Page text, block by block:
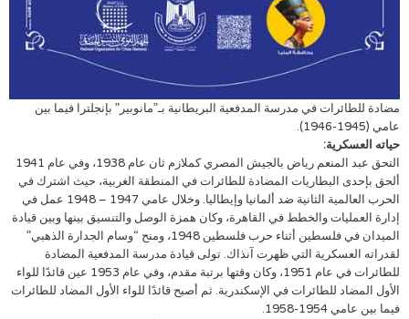
مضادة للطائرات في مدرسة المدفعية البريطانية بـ”مانوبير” بإنجلترا فيما بين
عامي (1945-1946).
حياته العسكرية:
التحق عبد المنعم رياض بالجيش المصري كملازم ثان عام 1938، وفي عام 1941
ألحق بإحدى البطاريات المضادة للطائرات في المنطقة الغربية، حيث اشترك في
الحرب العالمية الثانية ضد ألمانيا وإيطاليا. وخلال عامي 1947 – 1948 عمل في
إدارة العمليات والخطط في القاهرة، وكان همزة الوصل والتنسيق بينها وبين قيادة
الميدان في فلسطين أثناء حرب فلسطين 1948، ومنح “وسام الجدارة الذهبي”
لقدراته العسكرية التي ظهرت آنذاك. تولى قيادة مدرسة المدفعية المضادة
للطائرات في عام 1951، وكان وقتها برتبة مقدم، وفي عام 1953 عين قائدًا للواء
الأول المضاد للطائرات في الإسكندرية. ثم أصبح قائدًا للواء الأول المضاد للطائرات
فيما بين عامي 1954-1958.